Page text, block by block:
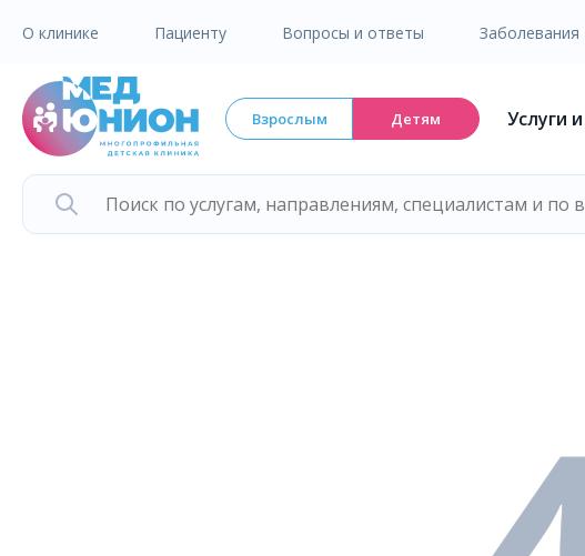
О клинике Пациенту Вопросы и ответы Заболевания
Взрослым Детям Услуги